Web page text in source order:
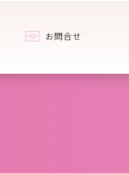
お問合せ